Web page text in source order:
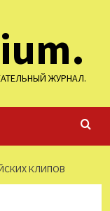
ЖУРНАЛ.
КЛИПОВ